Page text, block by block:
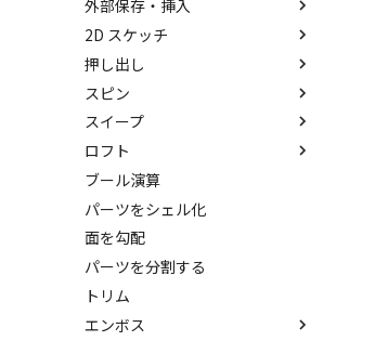
IntelliShape のサイズ編集
カーネルの切り替え
ストラクチャパーツについて
アクティブに設定
内部リンク
要素の置き換え
中心ハンドル（点移動）
向きハンドル（向きの変更）
回転
リンクコピーについて
パターン（配列）について
TriBallのみ移動モード
練習問題 1
練習問題 2
アセンブリフィーチャ 押し出
しカット
アセンブリフィーチャ 穴
ベンド
抑制[非表示]
ゴーストパーツに設定
その他の機能
その他の測定ツール
Triball 機能で寸法作成
パーツ プロパティ
アセンブリ プロパティ
既定のプロパティ項目の活用
カスタムプロパティ
外部保存・挿入
外部保存
挿入
2D スケッチ
2Dシェイプ
作図
編集
移動/コピー
回転
サイズ変更
オフセット
ミラー
直線配列/円形配列
フィレット
DWG/DXF のインポート
拘束
表示
押し出し
押し出し
押し出しウィザード
簡単押し出し
選択した面を押し出し
スケッチを抽出
スピン
スピン
スピンウィザード
簡単スピン
スケッチを抽出
スイープ
スイープ
スイープウィザード
簡単スイープ
スケッチを抽出
ロフト
ロフト
ロフトウィザード
簡単ロフト
ガイドラインを使用したロフト
スケッチを抽出
ブール演算
パーツをシェル化
面を勾配
パーツを分割する
トリム
エンボス